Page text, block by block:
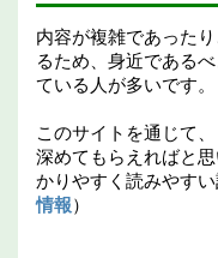
内容が複雑であった
るため、身近である
ている人が多いです。
このサイトを通じて
深めてもらえればと
かりやすく読みやす
情報）